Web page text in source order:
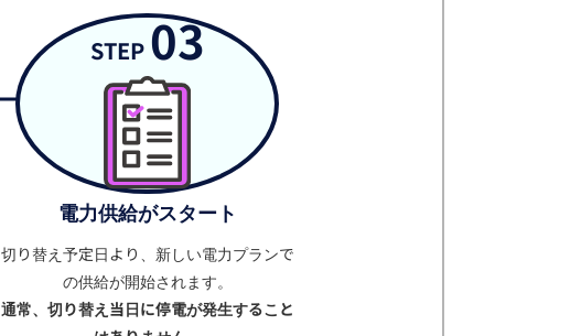
STEP03
電力供給がスタート
切り替え予定日より、新しい電力プランで
の供給が開始されます。
通常、切り替え当日に停電が発生すること